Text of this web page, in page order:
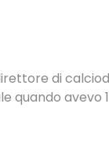
di
quando avevo